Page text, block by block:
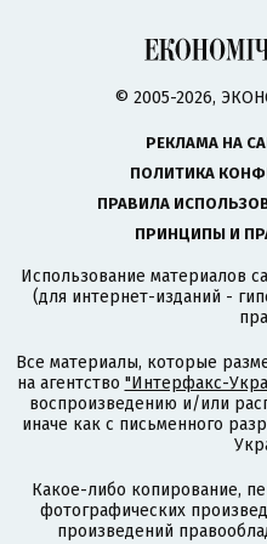
© 2005-2026,
РЕКЛАМА НА
ПОЛИТИКА
ПРАВИЛА
ПРИНЦИПЫ И
Использование материалов
(для интернет-изданий -
Все материалы, которые
на агентство "Интерфакс-
воспроизведению и/или
иначе как с письменного
Какое-либо копирование,
фотографических
произведений